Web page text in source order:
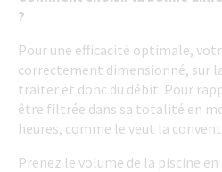
?
Pour une efficacité optimale,
correctement dimensionné, sur
traiter et donc du débit. Pour
être filtrée dans sa totalité en
heures, comme le veut la
Prenez le volume de la piscine